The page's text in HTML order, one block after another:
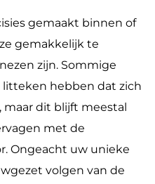
gemaakt binnen of
gemakkelijk te
zijn. Sommige
hebben dat zich
dit blijft meestal
met de
Ongeacht uw unieke
volgen van de